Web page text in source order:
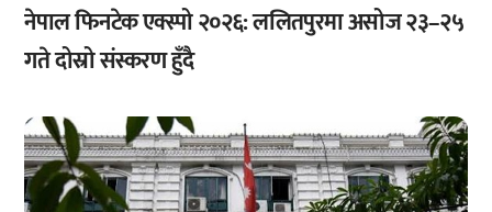
नेपाल फिनटेक एक्स्पो २०२६: ललितपुरमा असोज २३–२५
गते दोस्रो संस्करण हुँदै